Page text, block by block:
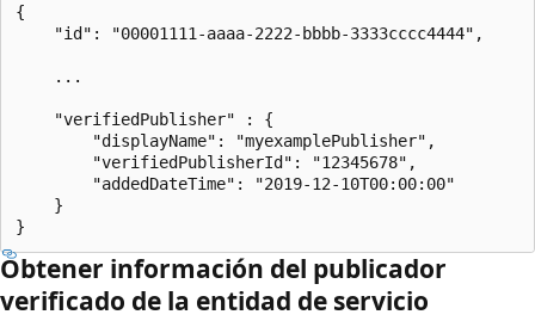
{
    "id": "00001111-aaaa-2222-bbbb-3333cccc4444",
    ...
    "verifiedPublisher" : {
        "displayName": "myexamplePublisher",
        "verifiedPublisherId": "12345678",
        "addedDateTime": "2019-12-10T00:00:00"
    }
Obtener información del publicador
verificado de la entidad de servicio